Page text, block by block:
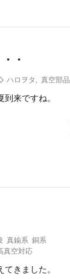
・
ハロヲタ 真空部品
来ですね。
真鍮系
銅系
真空対応
きました。